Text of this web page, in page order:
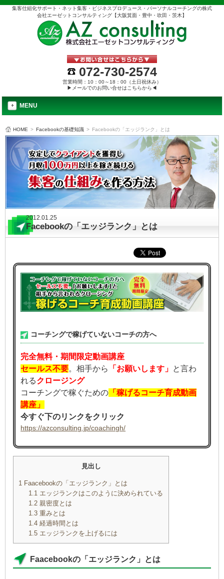
集客仕組化サポート・ネット集客・ビジネスプロデュース・パーソナルコーチングの株式
会社エーゼットコンサルティング【大阪箕面・豊中・吹田・茨木】
072-730-2574
営業時間：10：00～18：00（土日祝休み）
▶メールでのお問い合せはこちらから◀
MENU
HOME > Facebookの基礎知識 > Facebookの「エッジランク」とは
2012.01.25
Facebookの「エッジランク」とは
コーチングで稼げていないコーチの方へ
完全無料・期間限定動画講座
セールス不要。相手から 「お願いします」 と言わ
れるクロージング
コーチングで稼ぐための 「稼げるコーチ育成動画
講座」
今すぐ下のリンクをクリック
https://azconsulting.jp/coachingh/
見出し
1 Faacebookの「エッジランク」とは
1.1 エッジランクはこのように決められている
1.2 親密度とは
1.3 重みとは
1.4 経過時間とは
1.5 エッジランクを上げるには
Faacebookの「エッジランク」とは